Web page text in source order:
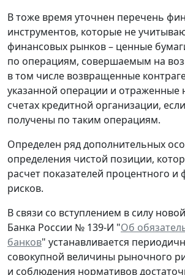
В тоже время уточнен перечень
инструментов, которые не
финансовых рынков – ценные
по операциям, совершаемым на
в том числе возвращенные
указанной операции и отраженные
счетах кредитной организации,
получены по таким операциям.
Определен ряд дополнительных
определения чистой позиции,
расчет показателей процентного и
рисков.
В связи со вступлением в силу
Банка России № 139-И "Об
банков" устанавливается
совокупной величины рыночного
и соблюдения нормативов